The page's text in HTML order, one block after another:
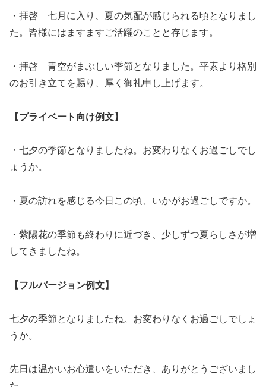
・拝啓 七月に入り、夏の気配が感じられる頃となりまし
た。皆様にはますますご活躍のことと存じます。
・拝啓 青空がまぶしい季節となりました。平素より格別
のお引き立てを賜り、厚く御礼申し上げます。
【プライベート向け例文】
・七夕の季節となりましたね。お変わりなくお過ごしでし
ょうか。
・夏の訪れを感じる今日この頃、いかがお過ごしですか。
・紫陽花の季節も終わりに近づき、少しずつ夏らしさが増
してきましたね。
【フルバージョン例文】
七夕の季節となりましたね。お変わりなくお過ごしでしょ
うか。
先日は温かいお心遣いをいただき、ありがとうございまし